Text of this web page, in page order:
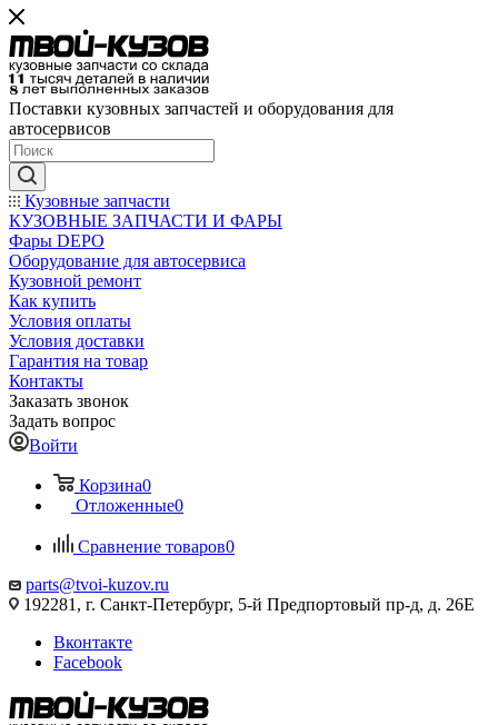
Поставки кузовных запчастей и оборудования для
автосервисов
Кузовные запчасти
КУЗОВНЫЕ ЗАПЧАСТИ И ФАРЫ
Фары DEPO
Оборудование для автосервиса
Кузовной ремонт
Как купить
Условия оплаты
Условия доставки
Гарантия на товар
Контакты
Заказать звонок
Задать вопрос
Войти
Корзина0
Отложенные0
Сравнение товаров0
parts@tvoi-kuzov.ru
192281, г. Санкт-Петербург, 5-й Предпортовый пр-д, д. 26Е
Вконтакте
Facebook